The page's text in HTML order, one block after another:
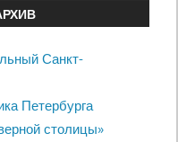
Санкт-
Петербурга
столицы»